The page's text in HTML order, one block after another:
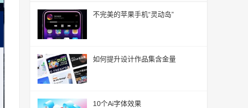
不完美的苹果手机“灵动岛”
如何提升设计作品集含金量
10个Ai字体效果